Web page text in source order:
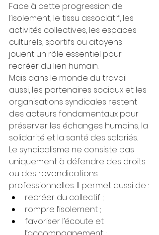
Face à cette progression de
l’isolement, le tissu associatif, les
activités collectives, les espaces
culturels, sportifs ou citoyens
jouent un rôle essentiel pour
recréer du lien humain.
Mais dans le monde du travail
aussi, les partenaires sociaux et les
organisations syndicales restent
des acteurs fondamentaux pour
préserver les échanges humains, la
solidarité et la santé des salariés.
Le syndicalisme ne consiste pas
uniquement à défendre des droits
ou des revendications
professionnelles. Il permet aussi de :
recréer du collectif ;
rompre l’isolement ;
favoriser l’écoute et